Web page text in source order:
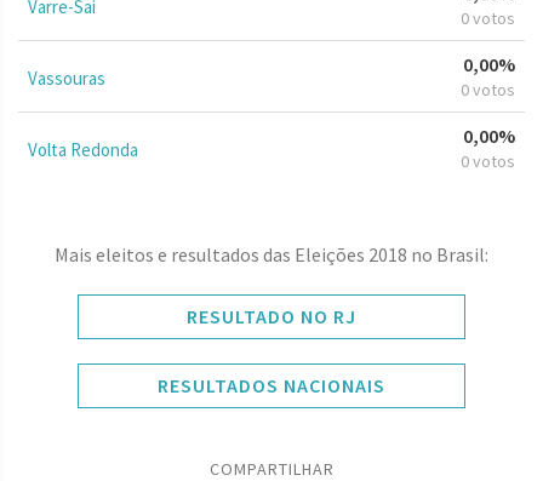
Varre-Sai 0 votos
Vassouras
0,00%
0 votos
Volta Redonda
0,00%
0 votos
Mais eleitos e resultados das Eleições 2018 no Brasil:
RESULTADO NO RJ
RESULTADOS NACIONAIS
COMPARTILHAR